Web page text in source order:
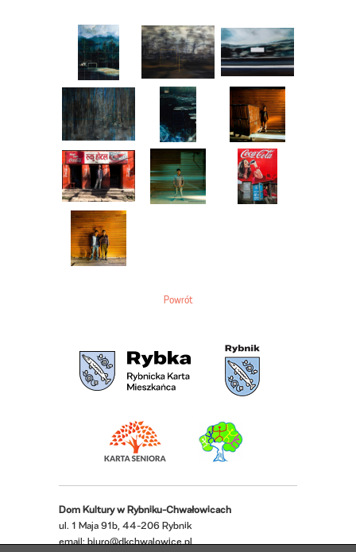
Powrót
Dom Kultury w Rybniku-Chwałowicach
ul. 1 Maja 91b, 44-206 Rybnik
email:biuro@dkchwalowice.pl